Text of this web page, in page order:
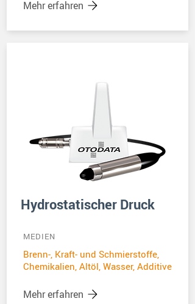
Mehr erfahren
Hydrostatischer Druck
MEDIEN
Brenn-, Kraft- und Schmierstoffe,
Chemikalien, Altöl, Wasser, Additive
Mehr erfahren